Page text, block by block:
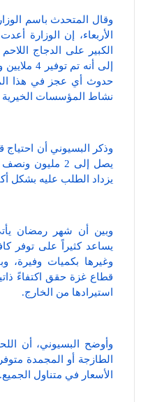
وقال المتحدث باسم
الأربعاء، إن الوزارة
الكبير على الدجاج
إلى أنه
حدوث أي عجز في هذا
نشاط المؤسسات الخيرية
وذكر البسيوني أن
يصل إلى 2
يزداد الطلب عليه بشكل
وبين أن شهر رمضان
يساعد كثيراً على توفر
وغيرها بكميات وفيرة،
قطاع غزة حقق اكتفاءً
استيرادها من الخارج.
وأوضح البسيوني، أن
الطازجة أو المجمدة
الأسعار في متناول الجميع.